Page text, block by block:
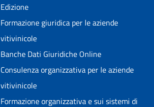
Edizione
Formazione giuridica per le aziende
vitivinicole
Banche Dati Giuridiche Online
Consulenza organizzativa per le aziende
vitivinicole
Formazione organizzativa e sui sistemi di